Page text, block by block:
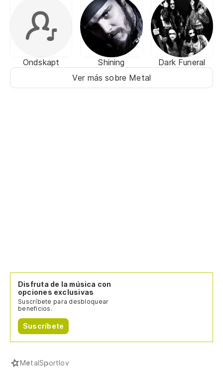
Ondskapt Shining
Dark Funeral
Ver más sobre Metal
Disfruta de la música con
opciones exclusivas
Suscríbete para desbloquear
beneficios.
Suscríbete
MetalSportlov